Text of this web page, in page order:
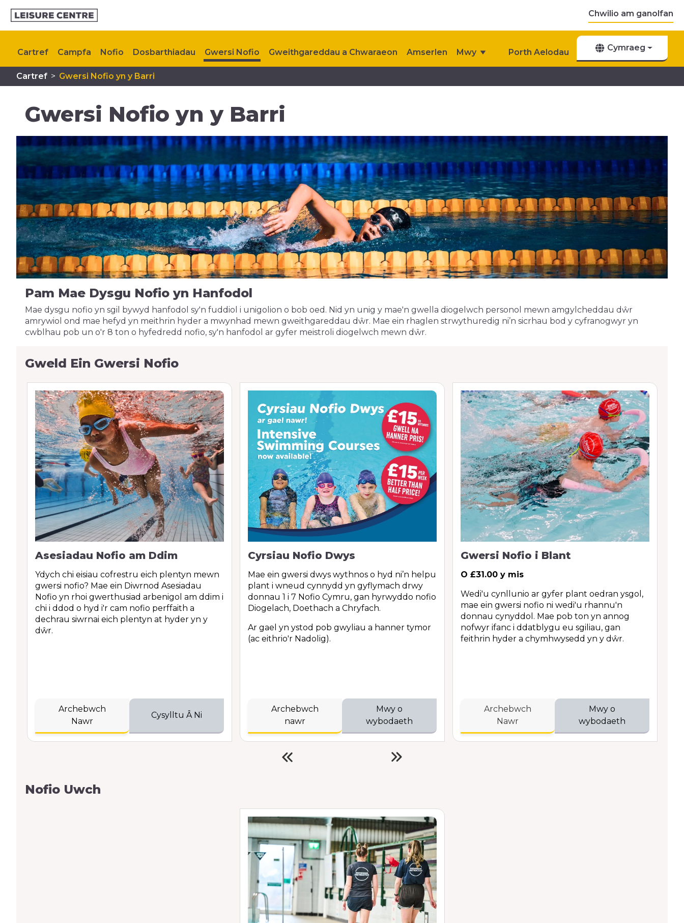
Chwilio am ganolfan
Cartref Campfa Nofio Dosbarthiadau Gwersi Nofio Gweithgareddau a Chwaraeon Amserlen Mwy Porth Aelodau Cymraeg
Gweithgareddau i Blant Cynllunio eich Ymweliad Aelodaeth My Healthy Way Digwyddiadau i Ddod Cysylltu â Ni
Cartref > Gwersi Nofio yn y Barri
Gwersi Nofio yn y Barri
Pam Mae Dysgu Nofio yn Hanfodol
Mae dysgu nofio yn sgil bywyd hanfodol sy'n fuddiol i unigolion o bob oed. Nid yn unig y mae'n gwella diogelwch personol mewn amgylcheddau dŵr
amrywiol ond mae hefyd yn meithrin hyder a mwynhad mewn gweithgareddau dŵr. Mae ein rhaglen strwythuredig ni’n sicrhau bod y cyfranogwyr yn
cwblhau pob un o'r 8 ton o hyfedredd nofio, sy'n hanfodol ar gyfer meistroli diogelwch mewn dŵr.
Gweld Ein Gwersi Nofio
Asesiadau Nofio am Ddim
Ydych chi eisiau cofrestru eich plentyn mewn
gwersi nofio? Mae ein Diwrnod Asesiadau
Nofio yn rhoi gwerthusiad arbenigol am ddim i
chi i ddod o hyd i'r cam nofio perffaith a
dechrau siwrnai eich plentyn at hyder yn y
dŵr.
Archebwch
Nawr
Cysylltu Â Ni
Cyrsiau Nofio Dwys
Mae ein gwersi dwys wythnos o hyd ni’n helpu
plant i wneud cynnydd yn gyflymach drwy
donnau 1 i 7 Nofio Cymru, gan hyrwyddo nofio
Diogelach, Doethach a Chryfach.
Ar gael yn ystod pob gwyliau a hanner tymor
(ac eithrio'r Nadolig).
Archebwch
nawr
Mwy o
wybodaeth
Gwersi Nofio i Blant
O £31.00 y mis
Wedi'u cynllunio ar gyfer plant oedran ysgol,
mae ein gwersi nofio ni wedi'u rhannu'n
donnau cynyddol. Mae pob ton yn annog
nofwyr ifanc i ddatblygu eu sgiliau, gan
feithrin hyder a chymhwysedd yn y dŵr.
Archebwch
Nawr
Mwy o
wybodaeth
Nofio Uwch